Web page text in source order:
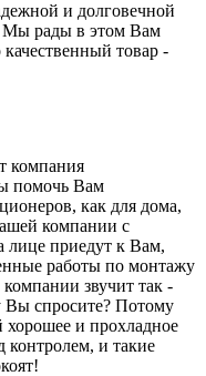
и долговечной
Мы рады в этом Вам
товар -
компания
помочь Вам
как для дома,
компании с
лице приедут к Вам,
работы по монтажу
звучит так -
Вы спросите? Потому
хорошее и прохладное
контролем, и такие